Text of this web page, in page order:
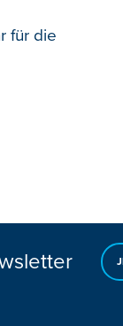
für die